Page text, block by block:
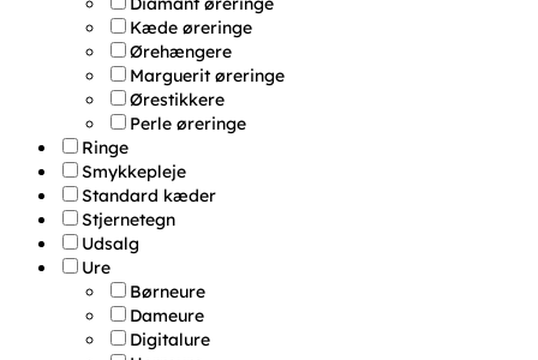
Kæde øreringe
Ørehængere
Marguerit øreringe
Ørestikkere
Perle øreringe
Ringe
Smykkepleje
Standard kæder
Stjernetegn
Udsalg
Ure
Børneure
Dameure
Digitalure